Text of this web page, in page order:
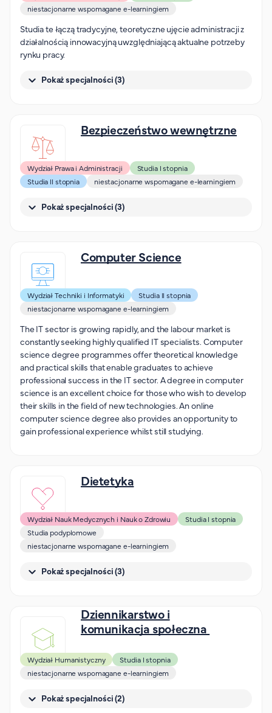
Organizacja studiów
Aktualności
Stypendia
Zjazdy
Dyżury prorektorów
Jak zostać studentem AHE
Biuro rekrutacji
Zasady przyjęcia na studia
Harmonogram przyjęć na studia
O PUW
Jak się studiuje przez Internet?
Nasi wykładowcy
Strefa wiedzy
Kontakt
Górny pasek
Rekrutacja
Platforma zdalnego nauczania
Wirtualny Pokój Studenta
niestacjonarne wspomagane e-learningiem
Studia te łączą tradycyjne, teoretyczne ujęcie administracji z
działalnością innowacyjną uwzględniającą aktualne potrzeby
rynku pracy.
Pokaż specjalności (3)
Bezpieczeństwo wewnętrzne
Wydział Prawa i Administracji
Studia I stopnia
Studia II stopnia
niestacjonarne wspomagane e-learningiem
Pokaż specjalności (3)
Computer Science
Wydział Techniki i Informatyki
Studia II stopnia
niestacjonarne wspomagane e-learningiem
The IT sector is growing rapidly, and the labour market is
constantly seeking highly qualified IT specialists. Computer
science degree programmes offer theoretical knowledge
and practical skills that enable graduates to achieve
professional success in the IT sector. A degree in computer
science is an excellent choice for those who wish to develop
their skills in the field of new technologies. An online
computer science degree also provides an opportunity to
gain professional experience whilst still studying.
Dietetyka
Wydział Nauk Medycznych i Nauk o Zdrowiu
Studia I stopnia
Studia podyplomowe
niestacjonarne wspomagane e-learningiem
Pokaż specjalności (3)
Dziennikarstwo i
komunikacja społeczna
Wydział Humanistyczny
Studia I stopnia
niestacjonarne wspomagane e-learningiem
Pokaż specjalności (2)